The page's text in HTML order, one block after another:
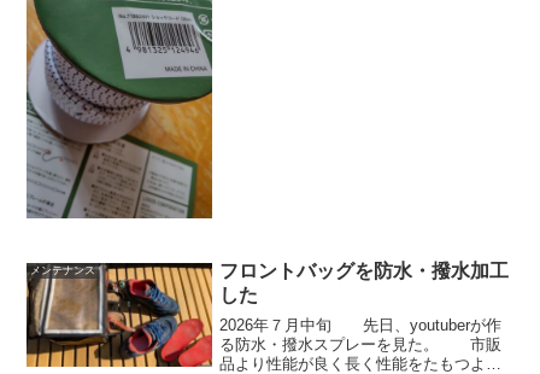
メンテナンス
フロントバッグを防水・撥水加工
した
2026年７月中旬 先日、youtuberが作
る防水・撥水スプレーを見た。 市販
品より性能が良く長く性能をたもつよう